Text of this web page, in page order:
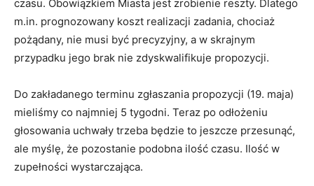
czasu. Obowiązkiem Miasta jest zrobienie reszty. Dlatego
m.in. prognozowany koszt realizacji zadania, chociaż
pożądany, nie musi być precyzyjny, a w skrajnym
przypadku jego brak nie zdyskwalifikuje propozycji.
Do zakładanego terminu zgłaszania propozycji (19. maja)
mieliśmy co najmniej 5 tygodni. Teraz po odłożeniu
głosowania uchwały trzeba będzie to jeszcze przesunąć,
ale myślę, że pozostanie podobna ilość czasu. Ilość w
zupełności wystarczająca.